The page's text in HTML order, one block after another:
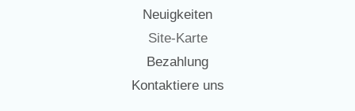
Neuigkeiten
Site-Karte
Bezahlung
Kontaktiere uns